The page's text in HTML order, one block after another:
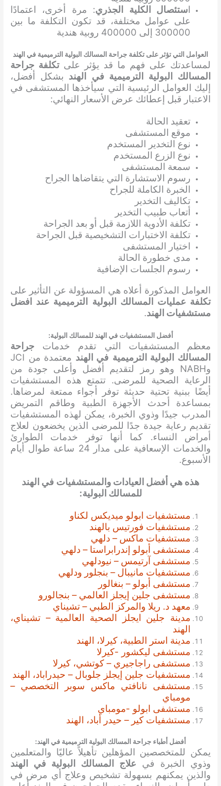
استئصال الكلية الجذري: مرة أخرى، اعتمادًا
على عوامل مختلفة، قد تكون التكلفة ما بين
300000 إلى 400000 روبية هندية
العوامل التي تؤثر على تكلفة جراحة المسالك البولية الترميمية في الهند
لمساعدتك على فهم ما قد يؤثر علىتكلفة جراحة
المسالك البولية الترميمية في الهند بشكل أفضل،
إليك العوامل الرئيسية التي سيأخذها المستشفى في
الاعتبار قبل إعطائك عرض الأسعار النهائي:
تعقيد الحالة
موقع المستشفى
نوع التخدير المستخدم
نوع الزرع المستخدم
سمعة المستشفى
رسوم الاستشارة التي يتقاضاها الجراح
الخبرة الكاملة للجراح
تكاليف التخدير
أتعاب طبيب التخدير
تكلفة الأدوية اللازمة قبل أو بعد الجراحة
تكلفة الاختبارات التشخيصية قبل الجراحة
اختيار المستشفى
مدى خطورة الحالة
رسوم الجلسات الإضافية
العوامل المذكورة أعلاه هي المسؤولة عن التأثير على
تكلفة عمليات المسالك البولية الترميمية عند افضل
مستشفيات الهند.
أفضل المستشفيات في الهند للمسالك البولية:
معظم المستشفيات التي تقدم خدمات جراحة
المسالك البولية الترميمية في الهند
معتمدة من JCI
وNABH وهو رمز لتقديم أفضل وأعلى جودة من
الرعاية الصحية للمرضى. تتمتع هذه المستشفيات
أيضًا ببنية تحتية حديثة توفر أجواء ممتعة لمرضاها.
بمساعدة أحدث الأجهزة الطبية وطاقم التمريض
المدرب جيدًا وذوي الخبرة، يمكن لهذه المستشفيات
تقديم رعاية جيدة جدًا للمرضى الذين يخضعون لعلاج
أمراض النساء. كما أنها توفر خدمات الطوارئ
والخدمات الإسعافية على مدار 24 ساعة طوال أيام
الأسبوع.
هذه هي أفضل العيادات والمستشفيات في الهند
للمسالك البولية:
مستشفيات ابولو ميديكس لكناو
مستشفيات فورتيس بالهند
مستشفيات ماكس – دلهي
مستشفى أبولو إندرابراستا – دلهي
مستشفى آرتيمس – نيودلهي
مستشفيات مانيبال – بنجلور ودلهي
مستشفى أبولو – بنغالور
مستشفى جلين إيجلز العالمي – بنجالورو
معهد د. ريلا والمركز الطبي – تشيناي
مدينة جلين ايجلز الصحية العالمية – تشيناي،
الهند
مدينة استر الطبية، كيرلا، الهند
مستشفى ليكشور -كيرلا
مستشفى راجاجيري – كوتشي، كيرلا
مستشفيات جلين إيجلز جلوبال – حيدراباد، الهند
مستشفى نانافتي ماكس سوبر التخصصي –
مومباي
مستشفى ابولو -مومباي
مستشفيات كير – حيدر أباد، الهند
أفضل أطباء جراحة المسالك البولية الترميمية في الهند:
يمكن للمتخصصين المؤهلين تأهيلاً عاليًا والمتعلمين
وذوي الخبرة في علاج المسالك البولية في الهند
والذين يمكنهم بسهولة تشخيص وعلاج أي مرض في